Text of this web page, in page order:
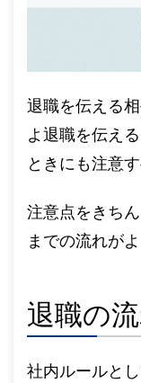
退職を伝える
よ退職を伝え
ときにも注意
注意点をきち
までの流れが
退職の
社内ルールと